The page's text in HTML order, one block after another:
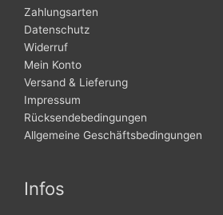
Zahlungsarten
Datenschutz
Widerruf
Mein Konto
Versand & Lieferung
Impressum
Rücksendebedingungen
Allgemeine Geschäftsbedingungen
Infos